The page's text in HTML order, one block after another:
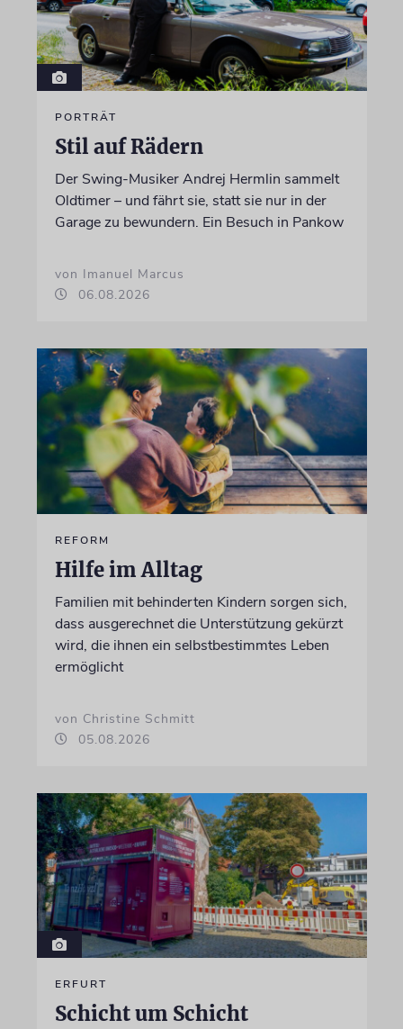
PORTRÄT
Stil auf Rädern
Der Swing-Musiker Andrej Hermlin sammelt
Oldtimer – und fährt sie, statt sie nur in der
Garage zu bewundern. Ein Besuch in Pankow
von Imanuel Marcus
06.08.2026
REFORM
Hilfe im Alltag
Familien mit behinderten Kindern sorgen sich,
dass ausgerechnet die Unterstützung gekürzt
wird, die ihnen ein selbstbestimmtes Leben
ermöglicht
von Christine Schmitt
05.08.2026
ERFURT
Schicht um Schicht